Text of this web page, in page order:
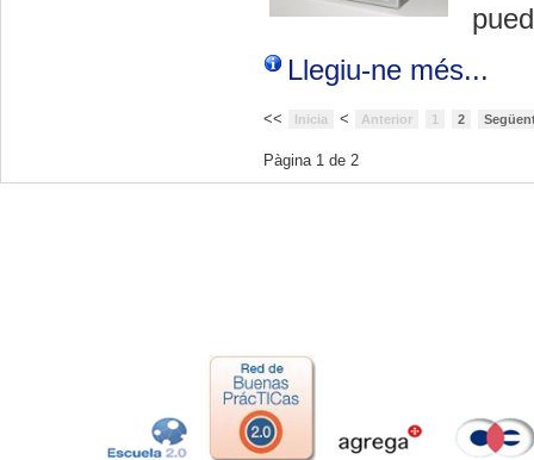
Llegiu-ne més...
<< Inicia < Anterior 1 2
Pàgina 1 de 2